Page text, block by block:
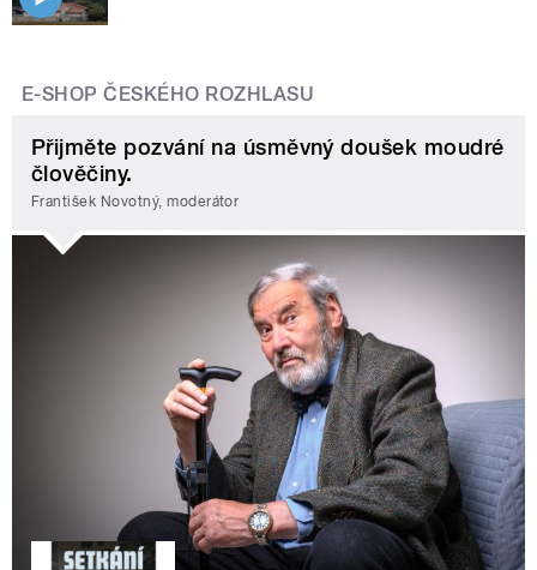
E-SHOP ČESKÉHO ROZHLASU
Přijměte pozvání na úsměvný doušek moudré
člověčiny.
František Novotný, moderátor